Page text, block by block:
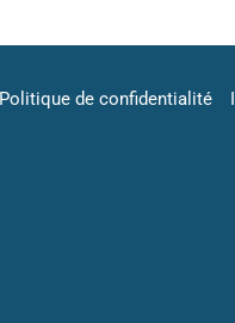
Politique de confidentialité